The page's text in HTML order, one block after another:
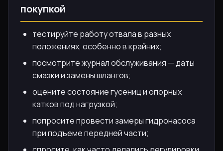
покупкой
тестируйте работу отвала в разных
положениях, особенно в крайних;
посмотрите журнал обслуживания — даты
смазки и замены шлангов;
оцените состояние гусениц и опорных
катков под нагрузкой;
попросите провести замеры гидронасоса
при подъеме передней части;